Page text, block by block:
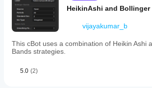
HeikinAshi and Bollinger
vijayakumar_b
This cBot uses a combination of Heikin Ashi
Bands strategies.
5.0 (2)